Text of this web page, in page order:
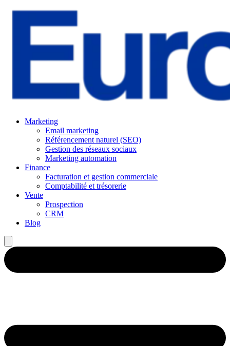
Marketing
Email marketing
Référencement naturel (SEO)
Gestion des réseaux sociaux
Marketing automation
Finance
Facturation et gestion commerciale
Comptabilité et trésorerie
Vente
Prospection
CRM
Blog